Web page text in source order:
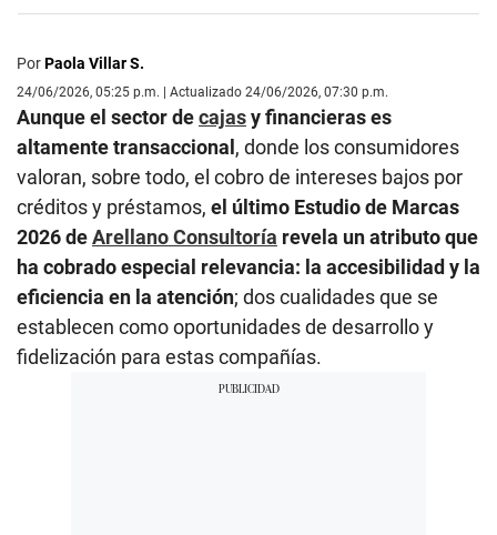
PorPaola Villar S.
24/06/2026, 05:25 p.m. | Actualizado 24/06/2026, 07:30 p.m.
Aunque el sector decajasy financieras es
altamente transaccional, donde los consumidores
valoran, sobre todo, el cobro de intereses bajos por
créditos y préstamos, el último Estudio de Marcas
2026 deArellano Consultoría revela un atributo que
ha cobrado especial relevancia: la accesibilidad y la
eficiencia en la atención; dos cualidades que se
establecen como oportunidades de desarrollo y
fidelización para estas compañías.